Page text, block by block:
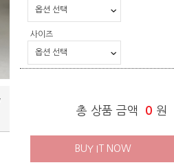
사이즈
총 상품 금액 0 원
BUY IT NOW